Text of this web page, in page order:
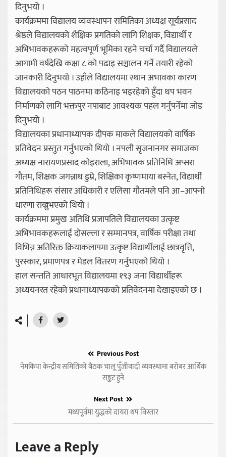
दिनुभयो ।
कार्यक्रममा विद्यालय व्यवस्थापन समितिका अध्यक्ष सूर्यप्रसाद
श्रेष्ठले विद्यालयको शैक्षिक प्रगतिको लागि शिक्षक, विद्यार्थी र
अभिभावकहरूको महत्वपूर्ण भूमिका रहने चर्चा गर्दै विद्यालयले
आगामी वर्षदेखि कक्षा ८ को पढाइ सञ्चालन गर्ने तयारी रहेको
जानकारी दिनुभयो । उहाँले विद्यालयमा स्थान अभावका कारण
विद्यालयको पठन पाठनमा कठिनाइ भइरहेको हुँदा थप भवन
निर्माणको लागि भक्तपुर नपाबाट आवश्यक पहल गर्नुपर्नेमा जोड
दिनुभयो ।
विद्यालयका प्रधानाध्यापक दीपक माकले विद्यालयको वार्षिक
प्रतिवेदन प्रस्तुत गर्नुभएको थियो । नपली सृजनानगर समाजका
अध्यक्ष नारायणप्रसाद कोइराला, अभिभावक प्रतिनिधि अप्सरा
गौतम, शिक्षक जगन्नाथ डुम्रे, शिक्षिका कृष्णमाया बस्नेत, विद्यार्थी
प्रतिनिधिहरू संसार अधिकारी र एलिसा गौतमले पनि आ–आफ्नो
धारणा राख्नुभएको थियो ।
कार्यक्रममा प्रमुख अतिथि प्रजापतिले विद्यालयका उत्कृष्ट
अभिभावकहरूलाई दोसल्ला र सम्मानपत्र, वार्षिक परीक्षा तथा
विभिन्न अतिरिक्त क्रियाकलापमा उत्कृष्ट विद्यार्थीलाई छात्रवृत्ति,
पुरस्कार, प्रमाणपत्र र मेडल वितरण गर्नुभएको थियो ।
हाल सन्तति आधारभूत विद्यालयमा १९३ जना विद्यार्थीहरू
अध्ययनरत रहेको प्रधानाध्यापकको प्रतिवेदनमा देखाइएको छ ।
Previous Post
नेमकिपा केन्द्रीय समितिको बैठक चालू पुँजीवादी व्यवस्थामा बरोबर आर्थिक
सङ्कट हुने
Next Post
मध्यपूर्वमा युद्धको दायरा थप विस्तार
Leave a Reply